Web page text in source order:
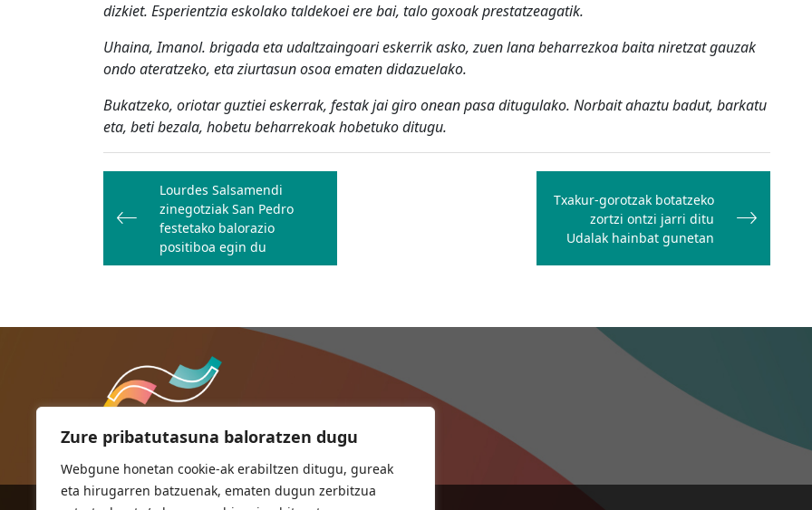
Zure pribatutasuna baloratzen dugu
Webgune honetan cookie-ak erabiltzen ditugu, gureak
eta hirugarren batzuenak, ematen dugun zerbitzua
dizkiet. Esperientzia eskolako taldekoei ere bai, talo goxoak prestatzeagatik.
Uhaina, Imanol. brigada eta udaltzaingoari eskerrik asko, zuen lana beharrezkoa baita niretzat gauzak
ondo ateratzeko, eta ziurtasun osoa ematen didazuelako.
Bukatzeko, oriotar guztiei eskerrak, festak jai giro onean pasa ditugulako. Norbait ahaztu badut, barkatu
eta, beti bezala, hobetu beharrekoak hobetuko ditugu.
Bidalketetan
zehar
nabigatu
Lourdes Salsamendi
zinegotziak San Pedro
festetako balorazio
positiboa egin du
Txakur-gorotzak botatzeko
zortzi ontzi jarri ditu
Udalak hainbat gunetan